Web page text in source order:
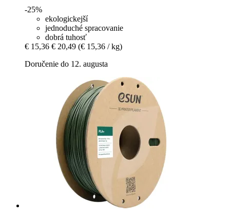
-25%
ekologickejší
jednoduché spracovanie
dobrá tuhosť
€ 15,36 € 20,49 (€ 15,36 / kg)
Doručenie do 12. augusta